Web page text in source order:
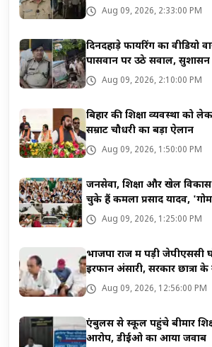
Aug 09, 2026, 2:33:00 PM
दिनदहाड़े फायरिंग का वीडियो
पासवान पर उठे सवाल,
Aug 09, 2026, 2:10:00 PM
बिहार की शिक्षा व्यवस्था को
सम्राट चौधरी का बड़ा ऐलान
Aug 09, 2026, 1:50:00 PM
जनसेवा, शिक्षा और खेल
चुके हैं कमला प्रसाद यादव,
माध्यम से जनसेवा की अनूठी
Aug 09, 2026, 1:25:00 PM
भाजपा राज में पड़ी जेपीएससी
इरफान अंसारी, सरकार छात्रों
Aug 09, 2026, 12:56:00 PM
एंबुलेंस से स्कूल पहुंचे बीमार
आरोप, डीईओ का आया जवाब